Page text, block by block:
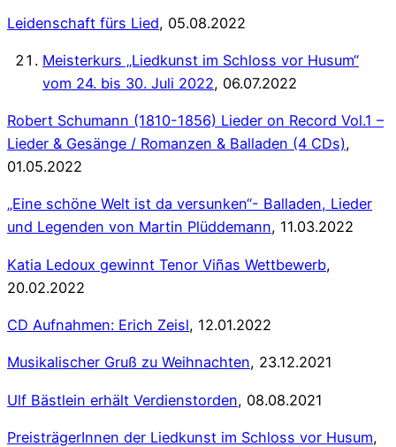
Leidenschaft fürs Lied, 05.08.2022
Meisterkurs „Liedkunst im Schloss vor Husum“
vom 24. bis 30. Juli 2022, 06.07.2022
Robert Schumann (1810-1856) Lieder on Record Vol.1 –
Lieder & Gesänge / Romanzen & Balladen (4 CDs),
01.05.2022
„Eine schöne Welt ist da versunken“- Balladen, Lieder
und Legenden von Martin Plüddemann, 11.03.2022
Katia Ledoux gewinnt Tenor Viñas Wettbewerb,
20.02.2022
CD Aufnahmen: Erich Zeisl, 12.01.2022
Musikalischer Gruß zu Weihnachten, 23.12.2021
Ulf Bästlein erhält Verdienstorden, 08.08.2021
PreisträgerInnen der Liedkunst im Schloss vor Husum,